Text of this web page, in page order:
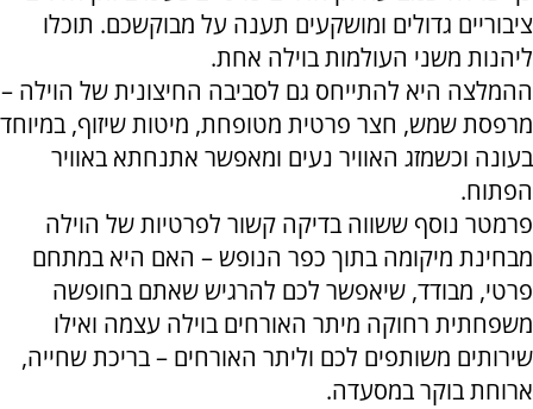
ציבוריים גדולים ומושקעים תענה על מבוקשכם. תוכלו
ליהנות משני העולמות בוילה אחת.
ההמלצה היא להתייחס גם לסביבה החיצונית של הוילה –
מרפסת שמש, חצר פרטית מטופחת, מיטות שיזוף, במיוחד
בעונה וכשמזג האוויר נעים ומאפשר אתנחתא באוויר
הפתוח.
פרמטר נוסף ששווה בדיקה קשור לפרטיות של הוילה
מבחינת מיקומה בתוך כפר הנופש – האם היא במתחם
פרטי, מבודד, שיאפשר לכם להרגיש שאתם בחופשה
משפחתית רחוקה מיתר האורחים בוילה עצמה ואילו
שירותים משותפים לכם וליתר האורחים – בריכת שחייה,
ארוחת בוקר במסעדה.